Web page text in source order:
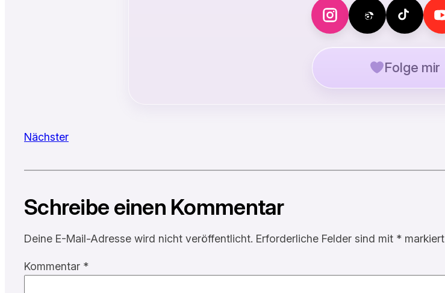
Folge mir
Nächster
Schreibe einen Kommentar
Deine E-Mail-Adresse wird nicht veröffentlicht. Erforderliche Felder sind mit * markiert
Kommentar *